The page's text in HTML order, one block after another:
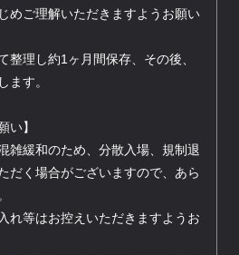
めご理解いただきますようお願い
整理し約1ヶ月間保存、その後、
ます。
い】
雑緩和のため、分散入場、規制退
だく場合がございますので、あら
れ等はお控えいただきますようお